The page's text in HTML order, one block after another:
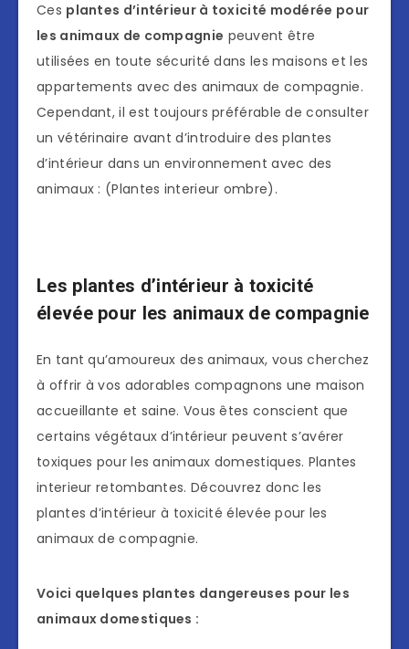
Ces plantes d’intérieur à toxicité modérée pour
les animaux de compagnie peuvent être
utilisées en toute sécurité dans les maisons et les
appartements avec des animaux de compagnie.
Cependant, il est toujours préférable de consulter
un vétérinaire avant d’introduire des plantes
d’intérieur dans un environnement avec des
animaux : (Plantes interieur ombre).
Les plantes d’intérieur à toxicité
élevée pour les animaux de compagnie
En tant qu’amoureux des animaux, vous cherchez
à offrir à vos adorables compagnons une maison
accueillante et saine. Vous êtes conscient que
certains végétaux d’intérieur peuvent s’avérer
toxiques pour les animaux domestiques. Plantes
interieur retombantes. Découvrez donc les
plantes d’intérieur à toxicité élevée pour les
animaux de compagnie.
Voici quelques plantes dangereuses pour les
animaux domestiques :